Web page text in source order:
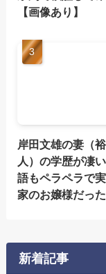
【画像あり】
岸田文雄の妻（
人）の学歴が凄
語もペラペラで
家のお嬢様だった
新着記事